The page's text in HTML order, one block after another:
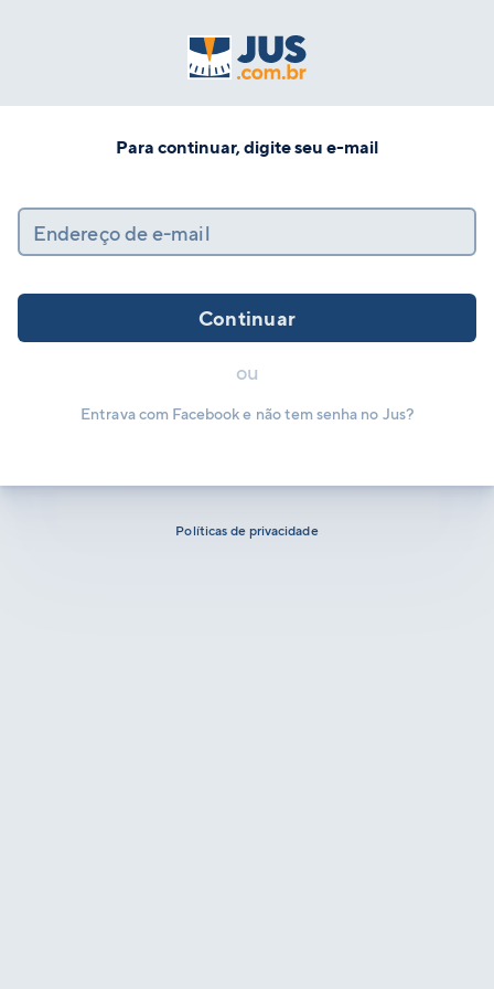
Para continuar, digite seu e-mail
Endereço de e-mail
Continuar
ou
Entrava com Facebook e não tem senha no Jus?
Políticas de privacidade